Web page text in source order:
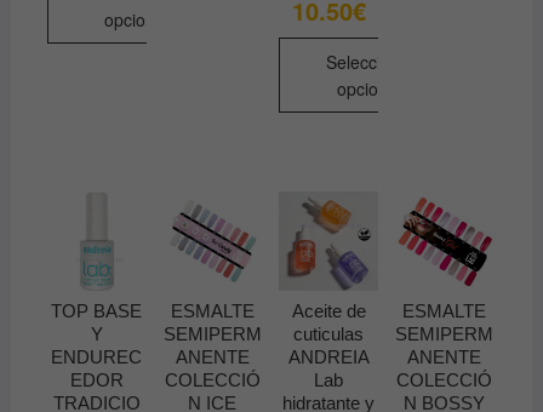
opciones
se
pueden
elegir
en
la
página
10.50€
Seleccionar
opciones
múltiples
variantes.
Las
opciones
se
pueden
elegir
TOP BASE
Y
ENDUREC
EDOR
TRADICIO
ESMALTE
SEMIPERM
ANENTE
COLECCIÓ
N ICE
Aceite de
cuticulas
ANDREIA
Lab
hidratante y
ESMALTE
SEMIPERM
ANENTE
COLECCIÓ
N BOSSY